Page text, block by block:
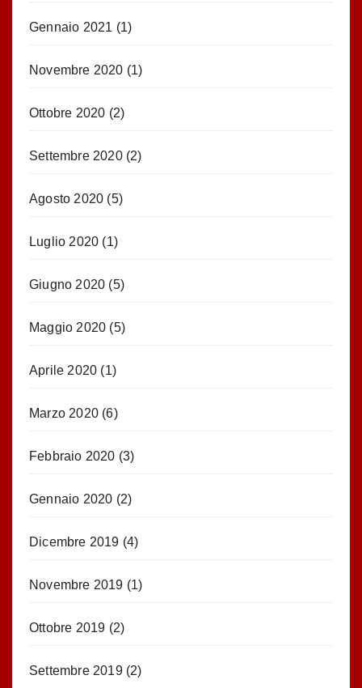
Gennaio 2021 (1)
Novembre 2020 (1)
Ottobre 2020 (2)
Settembre 2020(2)
Agosto 2020 (5)
Luglio 2020 (1)
Giugno 2020 (5)
Maggio 2020 (5)
Aprile 2020 (1)
Marzo 2020 (6)
Febbraio 2020 (3)
Gennaio 2020 (2)
Dicembre 2019 (4)
Novembre 2019 (1)
Ottobre 2019 (2)
Settembre 2019(2)